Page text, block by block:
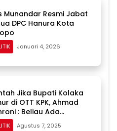
Munandar Resmi Jabat
DPC Hanura Kota
Januari 4, 2026
Jika Bupati Kolaka
di OTT KPK, Ahmad
: Beliau Ada
Saya di Makassar
Agustus 7, 2025